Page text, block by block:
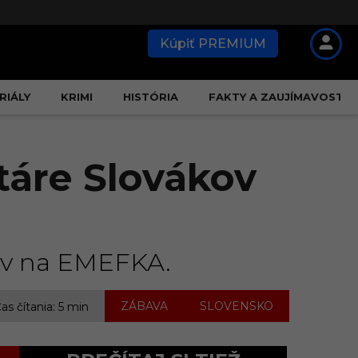
Kúpiť PREMIUM
KRIMI HISTÓRIA FAKTY A ZAUJÍMAVOSTI
Slovákov
na EMEFKA.
čítania: 5 min ZÁBAVA SLOVENSKO